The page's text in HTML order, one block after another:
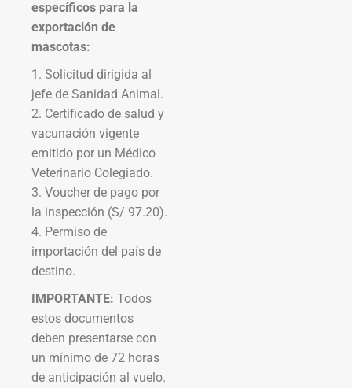
específicos para la
exportación de
mascotas:
1. Solicitud dirigida al
jefe de Sanidad Animal.
2. Certificado de salud y
vacunación vigente
emitido por un Médico
Veterinario Colegiado.
3. Voucher de pago por
la inspección (S/ 97.20).
4. Permiso de
importación del país de
destino.
IMPORTANTE: Todos
estos documentos
deben presentarse con
un mínimo de 72 horas
de anticipación al vuelo.